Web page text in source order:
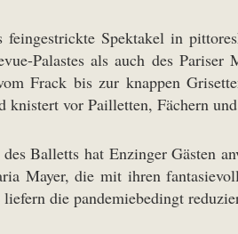
feingestrickte Spektakel in
Palastes als auch des
Frack bis zur knappen
knistert vor Pailletten, Fächern und
Balletts hat Enzinger Gästen
Mayer, die mit ihren
die pandemiebedingt